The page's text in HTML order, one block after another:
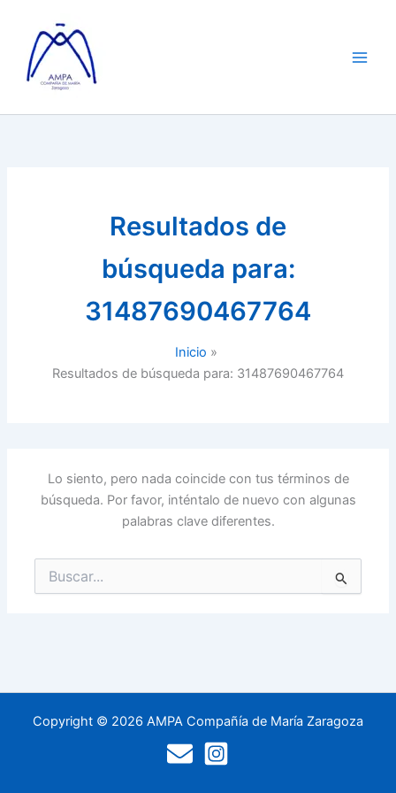
contenido
Resultados de
búsqueda para:
31487690467764
Inicio
Resultados de búsqueda para: 31487690467764
Lo siento, pero nada coincide con tus términos de
búsqueda. Por favor, inténtalo de nuevo con algunas
palabras clave diferentes.
por:
Copyright © 2026 AMPA Compañía de María Zaragoza